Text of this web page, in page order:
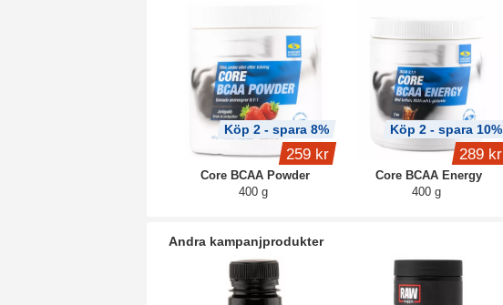
Core BCAA Powder
400 g
Köp 2 - spara 8%
259 kr
Core BCAA Energy
400 g
Köp 2 - spara 10%
289 kr
Andra kampanjprodukter